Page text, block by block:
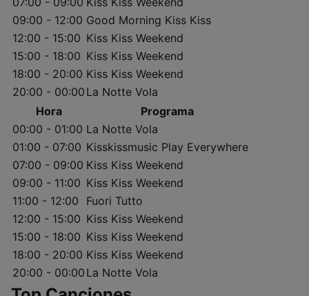
09:00 - 12:00 Good Morning Kiss Kiss
12:00 - 15:00 Kiss Kiss Weekend
15:00 - 18:00 Kiss Kiss Weekend
18:00 - 20:00 Kiss Kiss Weekend
20:00 - 00:00 La Notte Vola
Hora
Programa
00:00 - 01:00 La Notte Vola
01:00 - 07:00 Kisskissmusic Play Everywhere
07:00 - 09:00 Kiss Kiss Weekend
09:00 - 11:00 Kiss Kiss Weekend
11:00 - 12:00
Fuori Tutto
12:00 - 15:00 Kiss Kiss Weekend
15:00 - 18:00 Kiss Kiss Weekend
18:00 - 20:00 Kiss Kiss Weekend
20:00 - 00:00 La Notte Vola